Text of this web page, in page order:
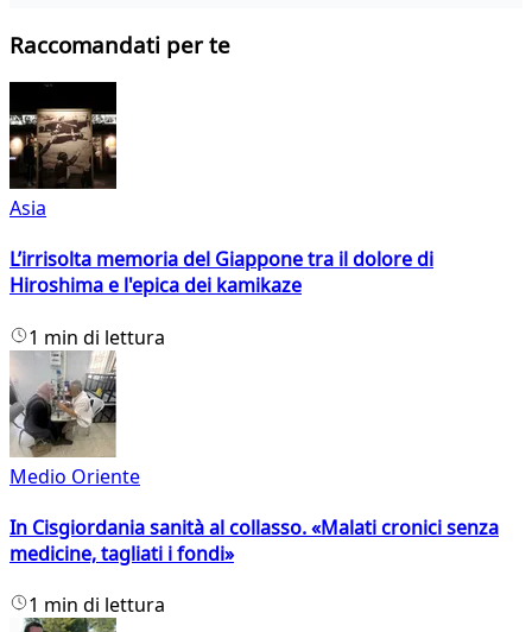
Raccomandati per te
Asia
L’irrisolta memoria del Giappone tra il dolore di
Hiroshima e l'epica dei kamikaze
1 min di lettura
Medio Oriente
In Cisgiordania sanità al collasso. «Malati cronici senza
medicine, tagliati i fondi»
1 min di lettura